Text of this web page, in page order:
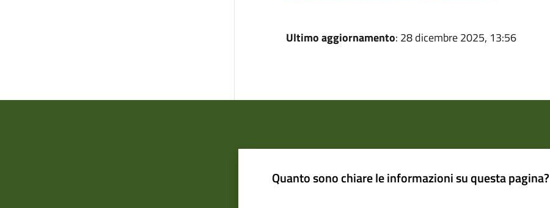
Ultimo aggiornamento: 28 dicembre 2025, 13:56
Quanto sono chiare le informazioni su questa pagina?